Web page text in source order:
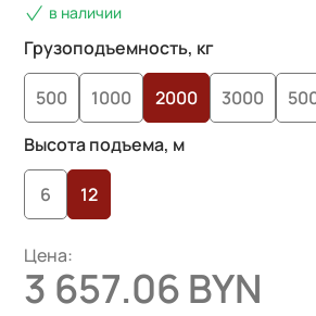
4.00из 5
на основе
пользователей
в наличии
Грузоподъемность, кг
500 1000 2000 3000
Высота подъема, м
6 12
Цена:
3 657.06 BYN